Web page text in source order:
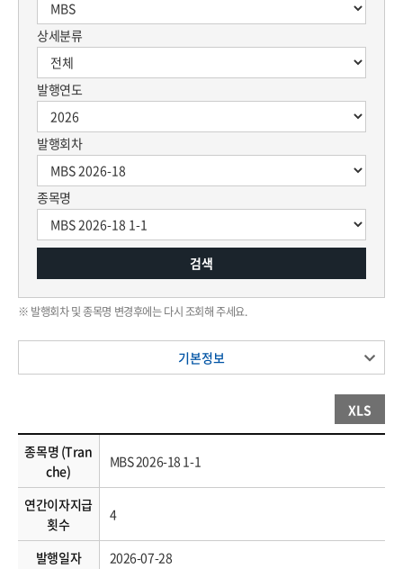
상세분류
발행연도
발행회차
종목명
검색
※ 발행회차 및 종목명 변경후에는 다시 조회해 주세요.
기본정보
XLS
종목명 (Tran
che)
MBS 2026-18 1-1
연간이자지급
횟수
4
발행일자
2026-07-28